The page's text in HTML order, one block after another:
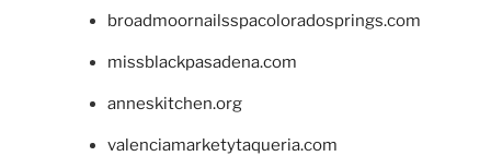
broadmoornailsspacoloradosprings.com
missblackpasadena.com
anneskitchen.org
valenciamarketytaqueria.com